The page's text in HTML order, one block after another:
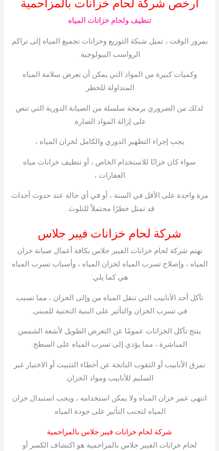
أرخص شركة لحام خزانات بالمزاحمية
تنظيف ولحام خزانات المياه
بمرور الوقت ، تميل شبكة التوزيع وخزانات تجميع المياه إلى تراكم
الرواسب البيولوجية.
وكميات كبيرة من المواد التي يمكن أن تعرض سلامة المياه
المتداولة للخطر.
لذلك من الضروري برمجة سلسلة من الصيانة الدورية التي تنص
على إزالة المواد الضارة.
يجب إجراء التطهير الدوري والكامل لخزان المياه ،
سواء كان خزانًا للاستخدام الخاص ، أو تنظيف خزانات مياه
العقارات ،
مرة واحدة على الأقل في السنة ، أو في أي حالة عند حدوث أحداث
قد تمثل خطرًا محتملاً للتلوث .
شركة لحام خزانات فيبر جلاس
تهتم شركة لحام خزانات الفيبر جلاس بكافة أعمال صيانة خزان
المياه ، وإصلاح تسرب المياه لخزان المياه ، وأسباب تسرب المياه
هي كما يلي:
تآكل أحد الأنابيب التي تنقل المياه من وإلى الخزان ، مما تسبب
في تسرب الخزان والتأثير على البنية التحتية للمبنى.
ينتج تآكل الخزانات عمومًا عن التعرض الطويل لأشعة الشمس
المباشرة ، مما يؤدي إلى تسرب المياه على السطح.
تمزق الأنابيب أو الثقوب الناتجة عن أخطاء التثبيت أو الاختيار غير
السليم للأنابيب ومواد الخزان.
انتهى عمر خزان المياه ولا يمكن استخدامه ، ويجب استبدال خزان
المياه لتجنب التأثير على جودة المياه.
شركة لحام خزانات فيبر جلاس بالمزاحمية
لحام خزانات الفيبر جلاس بالمزاحمية هو اكتشاف الكسر أو